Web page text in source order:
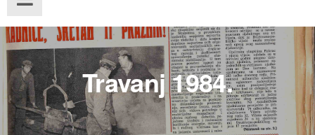
Travanj 1984.